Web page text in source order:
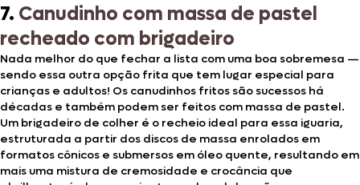
7. Canudinho com massa de pastel
recheado com brigadeiro
Nada melhor do que fechar a lista com uma boa sobremesa —
sendo essa outra opção frita que tem lugar especial para
crianças e adultos! Os canudinhos fritos são sucessos há
décadas e também podem ser feitos com massa de pastel.
Um brigadeiro de colher é o recheio ideal para essa iguaria,
estruturada a partir dos discos de massa enrolados em
formatos cônicos e submersos em óleo quente, resultando em
mais uma mistura de cremosidade e crocância que